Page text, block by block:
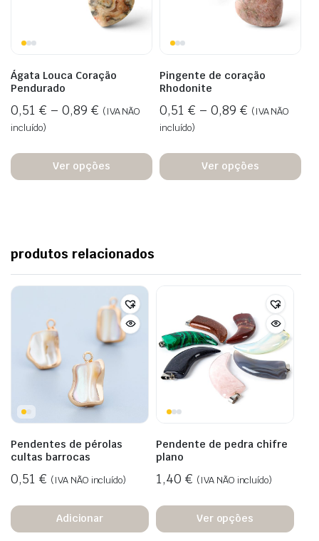
Ágata Louca Coração
Pendurado
0,51 € – 0,89 € (IVA NÃO
incluído)
Ver opções
Pingente de coração
Rhodonite
0,51 € – 0,89 € (IVA NÃO
incluído)
Ver opções
produtos relacionados
Pendentes de pérolas
cultas barrocas
0,51 € (IVA NÃO incluído)
Adicionar
Pendente de pedra chifre
plano
1,40 € (IVA NÃO incluído)
Ver opções